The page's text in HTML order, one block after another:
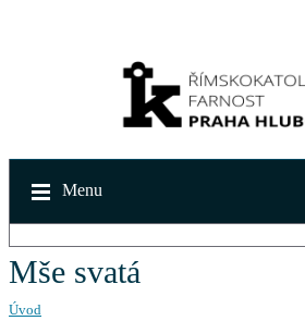
Menu
Mše svatá
Úvod